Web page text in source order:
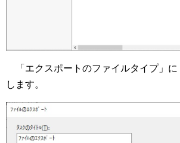
「エクスポートのファイルタイプ」に
します。